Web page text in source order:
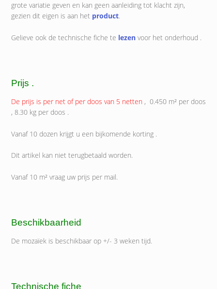
grote variatie geven en kan geen aanleiding tot klacht zijn,
gezien dit eigen is aan het product.
Gelieve ook de technische fiche te lezenvoor het onderhoud .
Prijs .
De prijs is per net of per doos van 5 netten, 0.450 m² per doos
, 8.30 kg per doos .
Vanaf 10 dozen krijgt u een bijkomende korting .
Dit artikel kan niet terugbetaald worden.
Vanaf 10 m² vraag uw prijs per mail.
Beschikbaarheid
De mozaïek is beschikbaar op +/- 3 weken tijd.
Technische fiche